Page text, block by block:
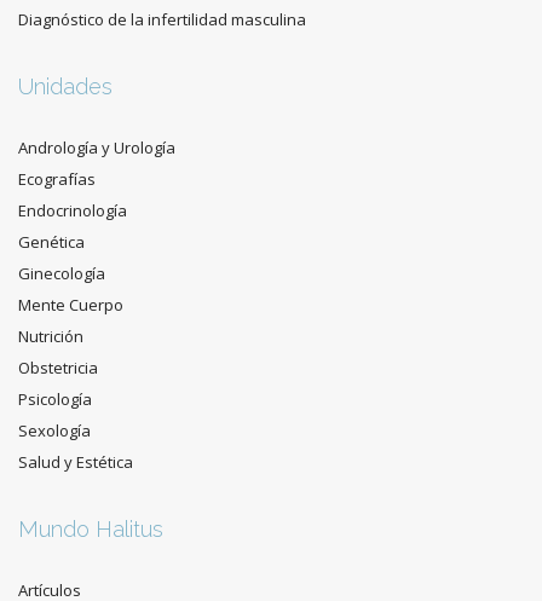
Diagnóstico de la infertilidad masculina
Unidades
Andrología y Urología
Ecografías
Endocrinología
Genética
Ginecología
Mente Cuerpo
Nutrición
Obstetricia
Psicología
Sexología
Salud y Estética
Mundo Halitus
Artículos